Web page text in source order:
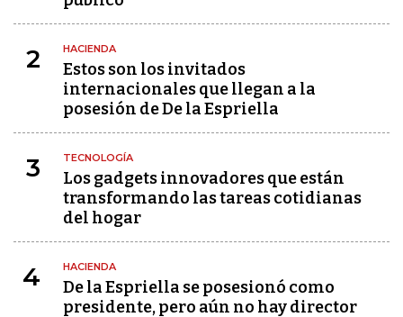
2 HACIENDA
Estos son los invitados
internacionales que llegan a la
posesión de De la Espriella
3 TECNOLOGÍA
Los gadgets innovadores que están
transformando las tareas cotidianas
del hogar
4 HACIENDA
De la Espriella se posesionó como
presidente, pero aún no hay director